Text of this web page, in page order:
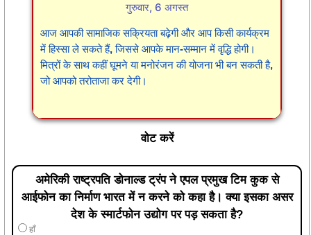
गुरुवार, 6 अगस्त
आज आपकी सामाजिक सक्रियता बढ़ेगी और आप किसी कार्यक्रम
में हिस्सा ले सकते हैं, जिससे आपके मान-सम्मान में वृद्धि होगी।
मित्रों के साथ कहीं घूमने या मनोरंजन की योजना भी बन सकती है,
जो आपको तरोताजा कर देगी।
वोट करें
अमेरिकी राष्ट्रपति डोनाल्ड ट्रंप ने एपल प्रमुख टिम कुक से
आईफोन का निर्माण भारत में न करने को कहा है। क्या इसका असर
देश के स्मार्टफोन उद्योग पर पड़ सकता है?
हाँ